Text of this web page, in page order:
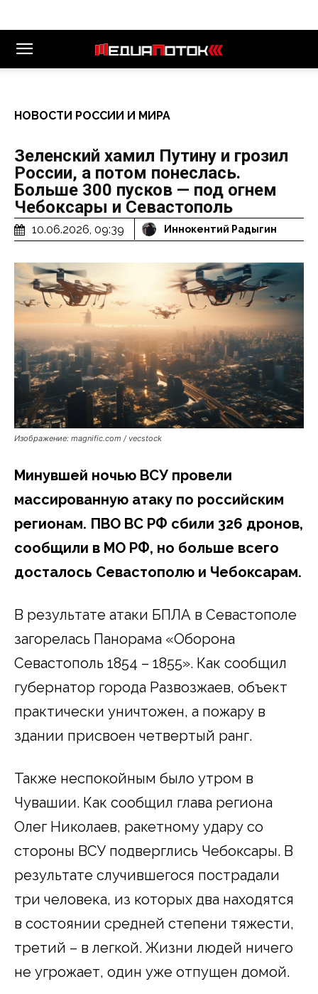
НОВОСТИ РОССИИ И МИРА
Зеленский хамил Путину и грозил
России, а потом понеслась.
Больше 300 пусков — под огнем
Чебоксары и Севастополь
10.06.2026, 09:39 Иннокентий Радыгин
Изображение: magnific.com / vecstock
Минувшей ночью ВСУ провели
массированную атаку по российским
регионам. ПВО ВС РФ сбили 326 дронов,
сообщили в МО РФ, но больше всего
досталось Севастополю и Чебоксарам.
В результате атаки БПЛА в Севастополе
загорелась Панорама «Оборона
Севастополь 1854 – 1855». Как сообщил
губернатор города Развозжаев, объект
практически уничтожен, а пожару в
здании присвоен четвертый ранг.
Также неспокойным было утром в
Чувашии. Как сообщил глава региона
Олег Николаев, ракетному удару со
стороны ВСУ подверглись Чебоксары. В
результате случившегося пострадали
три человека, из которых два находятся
в состоянии средней степени тяжести,
третий – в легкой. Жизни людей ничего
не угрожает, один уже отпущен домой.